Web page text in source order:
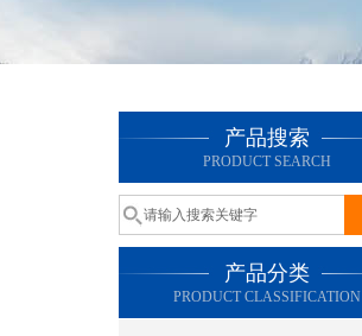
产品搜索
PRODUCT SEARCH
产品分类
PRODUCT CLASSIFICATION